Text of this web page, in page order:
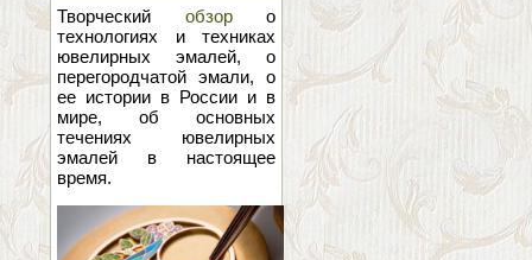
эмаль
Творческий обзоро
технологиях и техниках
ювелирных эмалей, о
перегородчатой эмали, о
ее истории в России и в
мире, об основных
течениях ювелирных
эмалей в настоящее
время.